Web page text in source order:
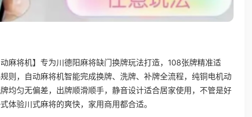
动麻将机】专为川德阳麻将缺门换牌玩法打造，108张牌精准适
则，自动麻将机智能完成换牌、洗牌、补牌全流程，纯铜电机动
均匀无偏差，出牌顺滑顺手，静音设计适合居家使用，不管是好
体验川式麻将的爽快，家用商用都合适。